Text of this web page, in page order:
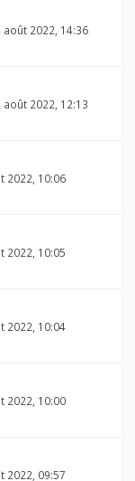
août 2022, 14:36
août 2022, 12:13
2022, 10:06
2022, 10:05
2022, 10:04
2022, 10:00
2022, 09:57